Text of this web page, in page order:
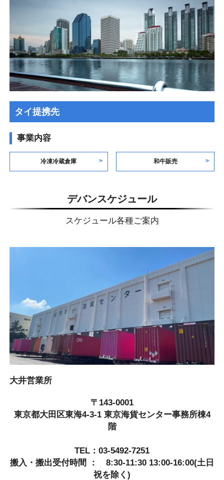
タイ提携先
事業内容
冷凍冷蔵倉庫 和牛販売
デバンスケジュール
スケジュール各種ご案内
大井営業所
〒143-0001
東京都大田区東海4-3-1 東京海貨センター事務所棟4
階
TEL：03-5492-7251
搬入・搬出受付時間 ： 8:30-11:30 13:00-16:00(土日
祝を除く)